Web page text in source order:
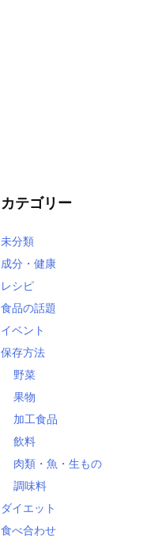
カテゴリー
未分類
成分・健康
レシピ
食品の話題
イベント
保存方法
野菜
果物
加工食品
飲料
肉類・魚・生もの
調味料
ダイエット
食べ合わせ